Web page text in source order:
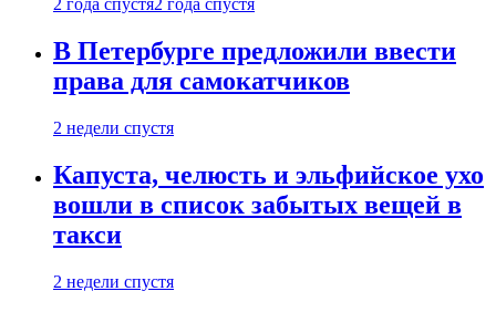
2 года спустя2 года спустя
В Петербурге предложили ввести
права для самокатчиков
2 недели спустя
Капуста, челюсть и эльфийское ухо
вошли в список забытых вещей в
такси
2 недели спустя